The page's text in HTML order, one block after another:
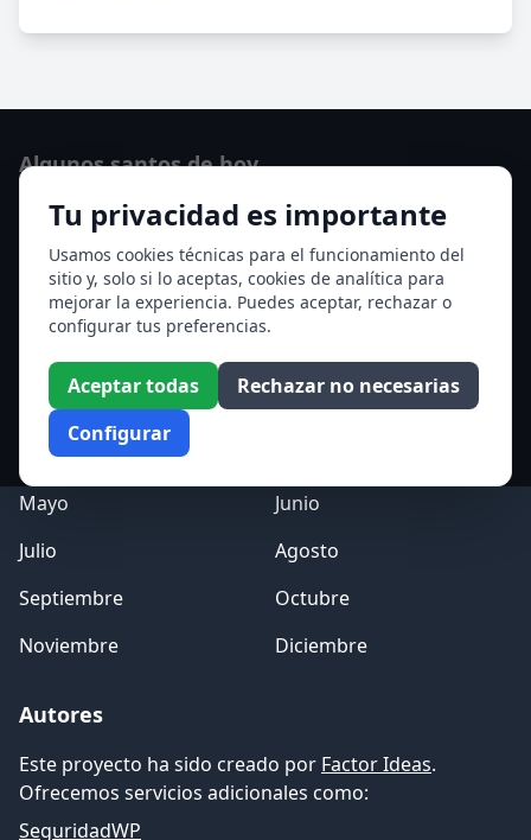
Tu privacidad es importante
Usamos cookies técnicas para el funcionamiento del
sitio y, solo si lo aceptas, cookies de analítica para
mejorar la experiencia. Puedes aceptar, rechazar o
configurar tus preferencias.
Aceptar todas
Rechazar no necesarias
Configurar
Algunos santos de hoy
San Cayetano de Thiene
San Sixto II papa
Ver todos los santos de hoy
Acceso a los Meses
Enero
Febrero
Marzo
Mayo
Junio
Julio
Agosto
Septiembre
Octubre
Noviembre
Diciembre
Autores
Este proyecto ha sido creado por Factor Ideas.
Ofrecemos servicios adicionales como:
SeguridadWP